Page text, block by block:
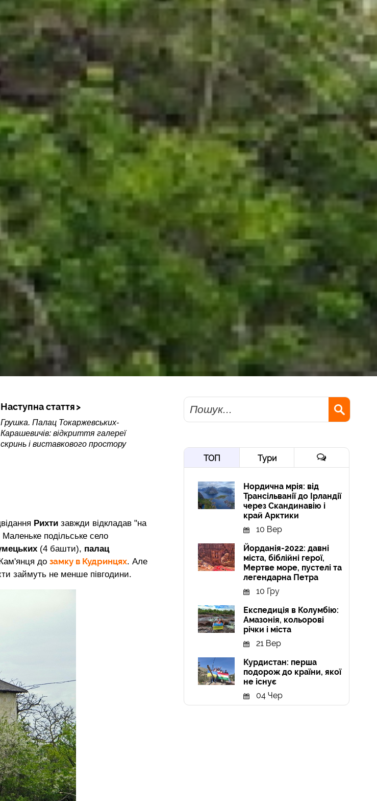
Наступна стаття
Грушка. Палац Токаржевських-
Карашевичів: відкриття галереї
скринь і виставкового простору
Рихти завжди відкладав "на
Маленьке подільське село
(4 башти), палац
до замку в Кудринцях. Але
займуть не менше півгодини.
Пошук
ТОП Тури
Нордична мрія: від
Трансільванії до Ірландії
через Скандинавію і
край Арктики
10 Вер
Йорданія-2022: давні
міста, біблійні герої,
Мертве море, пустелі та
легендарна Петра
10 Гру
Експедиція в Колумбію:
Амазонія, кольорові
річки і міста
21 Вер
Курдистан: перша
подорож до країни, якої
не існує
04 Чер